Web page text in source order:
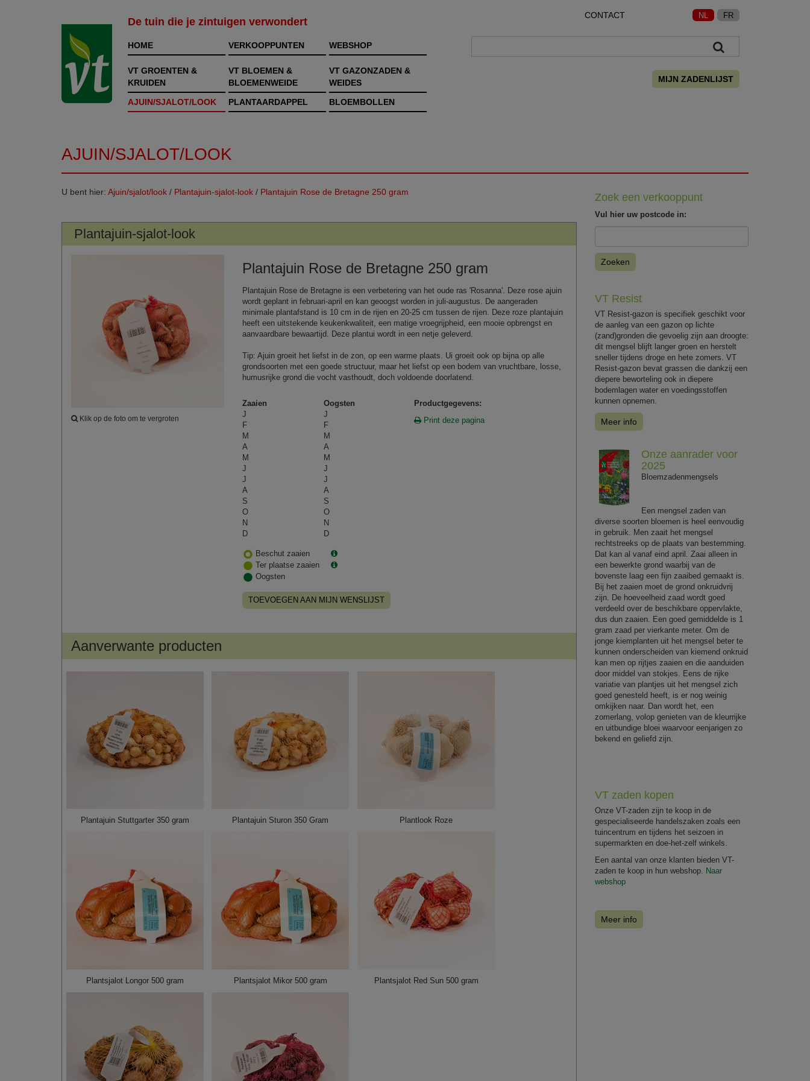
De tuin die je zintuigen verwondert
CONTACT NL FR
HOME VERKOOPPUNTEN WEBSHOP
VT GROENTEN &
KRUIDEN
VT BLOEMEN &
BLOEMENWEIDE
VT GAZONZADEN &
WEIDES
AJUIN/SJALOT/LOOK
PLANTAARDAPPEL BLOEMBOLLEN
MIJN ZADENLIJST
AJUIN/SJALOT/LOOK
U bent hier: Ajuin/sjalot/look / Plantajuin-sjalot-look / Plantajuin Rose de Bretagne 250 gram
Plantajuin-sjalot-look
Klik op de foto om te vergroten
Plantajuin Rose de Bretagne 250 gram
Plantajuin Rose de Bretagne is een verbetering van het oude ras 'Rosanna'. Deze rose ajuin
wordt geplant in februari-april en kan geoogst worden in juli-augustus. De aangeraden
minimale plantafstand is 10 cm in de rijen en 20-25 cm tussen de rijen. Deze roze plantajuin
heeft een uitstekende keukenkwaliteit, een matige vroegrijpheid, een mooie opbrengst en
aanvaardbare bewaartijd. Deze plantui wordt in een netje geleverd.
Tip: Ajuin groeit het liefst in de zon, op een warme plaats. Ui groeit ook op bijna op alle
grondsoorten met een goede structuur, maar het liefst op een bodem van vruchtbare, losse,
humusrijke grond die vocht vasthoudt, doch voldoende doorlatend.
Zaaien
Oogsten
J
J
F
F
M
M
A
A
M
M
J
J
J
J
A
A
S
S
O
O
N
N
D
D
Beschut zaaien
Ter plaatse zaaien
Oogsten
TOEVOEGEN AAN MIJN WENSLIJST
Productgegevens:
Print deze pagina
Aanverwante producten
Plantajuin Stuttgarter 350 gram Plantajuin Sturon 350 Gram Plantlook Roze
Plantsjalot Longor 500 gram Plantsjalot Mikor 500 gram Plantsjalot Red Sun 500 gram
Zoek een verkooppunt
Vul hier uw postcode in:
Zoeken
VT Resist
VT Resist-gazon is specifiek geschikt voor
de aanleg van een gazon op lichte
(zand)gronden die gevoelig zijn aan droogte:
dit mengsel blijft langer groen en herstelt
sneller tijdens droge en hete zomers. VT
Resist-gazon bevat grassen die dankzij een
diepere beworteling ook in diepere
bodemlagen water en voedingsstoffen
kunnen opnemen.
Meer info
Onze aanrader voor
2025
Bloemzadenmengsels
Een mengsel zaden van
diverse soorten bloemen is heel eenvoudig
in gebruik. Men zaait het mengsel
rechtstreeks op de plaats van bestemming.
Dat kan al vanaf eind april. Zaai alleen in
een bewerkte grond waarbij van de
bovenste laag een fijn zaaibed gemaakt is.
Bij het zaaien moet de grond onkruidvrij
zijn. De hoeveelheid zaad wordt goed
verdeeld over de beschikbare oppervlakte,
dus dun zaaien. Een goed gemiddelde is 1
gram zaad per vierkante meter. Om de
jonge kiemplanten uit het mengsel beter te
kunnen onderscheiden van kiemend onkruid
kan men op rijtjes zaaien en die aanduiden
door middel van stokjes. Eens de rijke
variatie van plantjes uit het mengsel zich
goed genesteld heeft, is er nog weinig
omkijken naar. Dan wordt het, een
zomerlang, volop genieten van de kleurrijke
en uitbundige bloei waarvoor eenjarigen zo
bekend en geliefd zijn.
VT zaden kopen
Onze VT-zaden zijn te koop in de
gespecialiseerde handelszaken zoals een
tuincentrum en tijdens het seizoen in
supermarkten en doe-het-zelf winkels.
Een aantal van onze klanten bieden VT-
zaden te koop in hun webshop. Naar
webshop
Meer info